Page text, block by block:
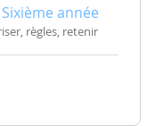
année
règles, retenir